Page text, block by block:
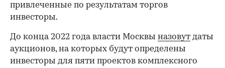
привлеченные по результатам торгов
инвесторы.
До конца 2022 года власти Москвы назовут даты
аукционов, на которых будут определены
инвесторы для пяти проектов комплексного